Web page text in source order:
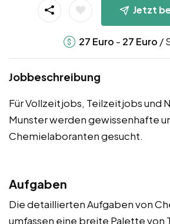
Jetzt
27 Euro - 27 Euro /
Jobbeschreibung
Für Vollzeitjobs, Teilzeitjobs und
Munster werden gewissenhafte
Chemielaboranten gesucht.
Aufgaben
Die detaillierten Aufgaben von
umfassen eine breite Palette von